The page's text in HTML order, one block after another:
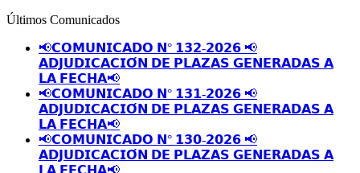
Últimos Comunicados
📢𝗖𝗢𝗠𝗨𝗡𝗜𝗖𝗔𝗗𝗢 𝗡° 𝟭𝟯𝟮-𝟮𝟬𝟮𝟲 📢
𝗔𝗗𝗝𝗨𝗗𝗜𝗖𝗔𝗖𝗜𝗢́𝗡 𝗗𝗘 𝗣𝗟𝗔𝗭𝗔𝗦 𝗚𝗘𝗡𝗘𝗥𝗔𝗗𝗔𝗦 𝗔
𝗟𝗔 𝗙𝗘𝗖𝗛𝗔📢
📢𝗖𝗢𝗠𝗨𝗡𝗜𝗖𝗔𝗗𝗢 𝗡° 𝟭𝟯𝟭-𝟮𝟬𝟮𝟲 📢
𝗔𝗗𝗝𝗨𝗗𝗜𝗖𝗔𝗖𝗜𝗢́𝗡 𝗗𝗘 𝗣𝗟𝗔𝗭𝗔𝗦 𝗚𝗘𝗡𝗘𝗥𝗔𝗗𝗔𝗦 𝗔
𝗟𝗔 𝗙𝗘𝗖𝗛𝗔📢
📢𝗖𝗢𝗠𝗨𝗡𝗜𝗖𝗔𝗗𝗢 𝗡° 𝟭𝟯𝟬-𝟮𝟬𝟮𝟲 📢
𝗔𝗗𝗝𝗨𝗗𝗜𝗖𝗔𝗖𝗜𝗢́𝗡 𝗗𝗘 𝗣𝗟𝗔𝗭𝗔𝗦 𝗚𝗘𝗡𝗘𝗥𝗔𝗗𝗔𝗦 𝗔
𝗟𝗔 𝗙𝗘𝗖𝗛𝗔📢